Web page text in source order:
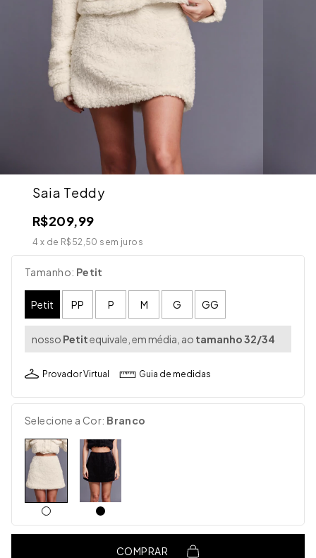
Saia Teddy
R$209,99
4 x de R$52,50 sem juros
Tamanho: Petit
Petit PP P M G GG
nosso Petitequivale, em média, ao tamanho 32/34
Provador Virtual Guia de medidas
Selecione a Cor: Branco
COMPRAR